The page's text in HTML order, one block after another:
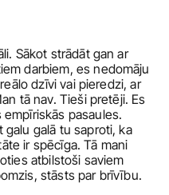
Sākot strādāt gan ar
darbiem, es nedomāju
dzīvi vai pieredzi, ar
tā nav. Tieši pretēji. Es
pasaules.
galā tu saproti, ka
ir spēcīga. Tā mani
atbilstoši saviem
stāsts par brīvību.